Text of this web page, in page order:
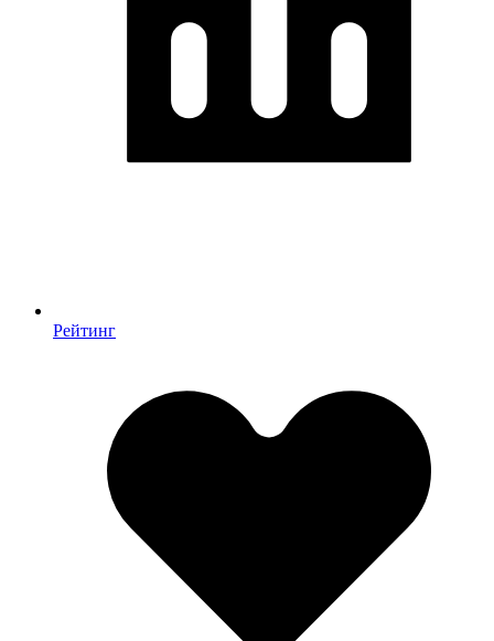
Рейтинг